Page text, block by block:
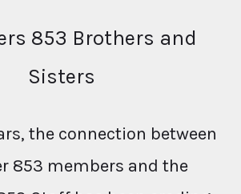
853 Brothers and
Sisters
the connection between
853 members and the